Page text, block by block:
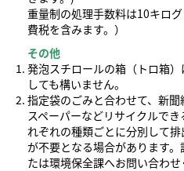
重量制の処理手数料は10キロ
費税を含みます。）
その他
発泡スチロールの箱（トロ箱
しても構いません。
指定袋のごみと合わせて、新
スペーパーなどリサイクルで
れぞれの種類ごとに分別して
が不要となる場合があります
たは環境保全課へお問い合わせ